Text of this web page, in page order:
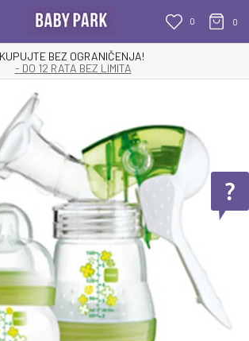
0 0
KUPUJTE BEZ OGRANIČENJA!
- DO 12 RATA BEZ LIMITA